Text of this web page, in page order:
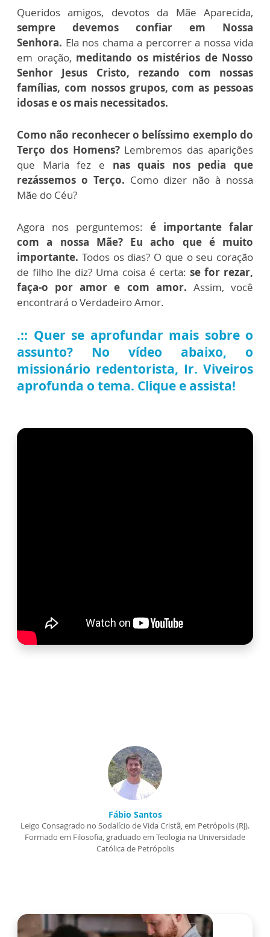
Queridos amigos, devotos da Mãe Aparecida,
sempre devemos confiar em Nossa
Senhora. Ela nos chama a percorrer a nossa vida
em oração, meditando os mistérios de Nosso
Senhor Jesus Cristo, rezando com nossas
famílias, com nossos grupos, com as pessoas
idosas e os mais necessitados.
Como não reconhecer o belíssimo exemplo do
Terço dos Homens? Lembremos das aparições
que Maria fez e nas quais nos pedia que
rezássemos o Terço. Como dizer não à nossa
Mãe do Céu?
Agora nos perguntemos: é importante falar
com a nossa Mãe? Eu acho que é muito
importante. Todos os dias? O que o seu coração
de filho lhe diz? Uma coisa é certa: se for rezar,
faça-o por amor e com amor. Assim, você
encontrará o Verdadeiro Amor.
.:: Quer se aprofundar mais sobre o
assunto? No vídeo abaixo, o
missionário redentorista, Ir. Viveiros
aprofunda o tema. Clique e assista!
Fábio Santos
Leigo Consagrado no Sodalício de Vida Cristã, em Petrópolis (RJ).
Formado em Filosofia, graduado em Teologia na Universidade
Católica de Petrópolis